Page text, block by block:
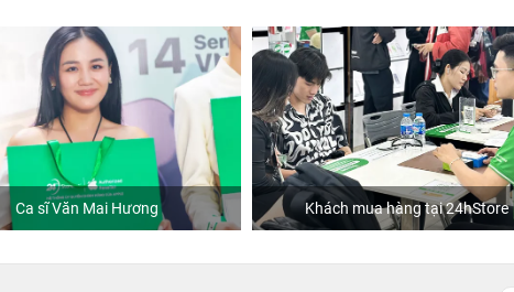
Ca sĩ Văn Mai Hương Khách mua hàng tại 24hStore